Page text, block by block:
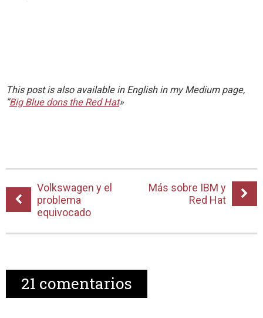
This post is also available in English in my Medium page,
“Big Blue dons the Red Hat»
Volkswagen y el
problema
equivocado
Más sobre IBM y
Red Hat
21 comentarios